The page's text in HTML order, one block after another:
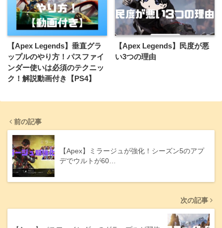
【Apex Legends】垂直グラ
ップルのやり方！パスファイ
ンダー使いは必須のテクニッ
ク！解説動画付き【PS4】
【Apex Legends】民度が悪
い3つの理由
前の記事
【Apex】ミラージュが強化！シーズン5のアプ
デでウルトが60…
次の記事